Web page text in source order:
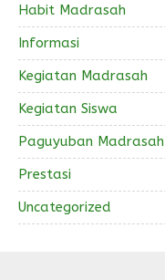
Habit Madrasah
Informasi
Kegiatan Madrasah
Kegiatan Siswa
Paguyuban Madrasah
Prestasi
Uncategorized